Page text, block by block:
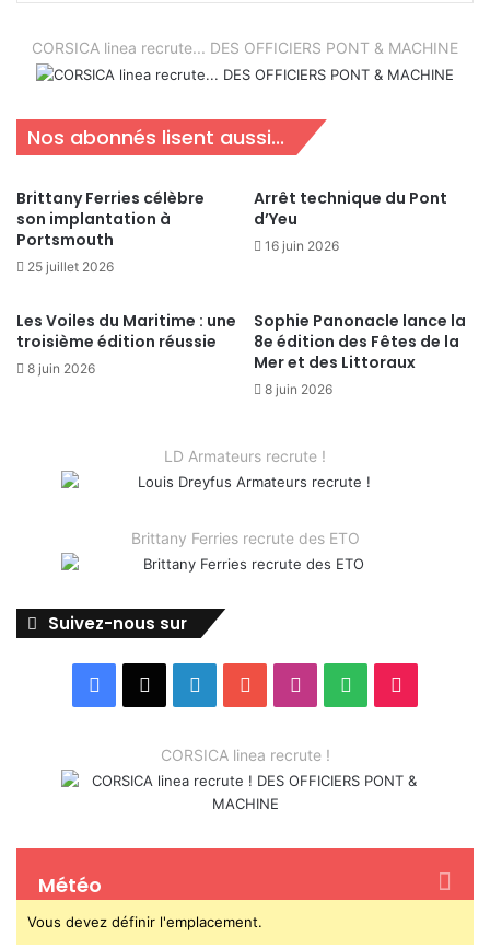
CORSICA linea recrute... DES OFFICIERS PONT & MACHINE
Nos abonnés lisent aussi...
Brittany Ferries célèbre
son implantation à
Portsmouth
25 juillet 2026
Arrêt technique du Pont
d’Yeu
16 juin 2026
Les Voiles du Maritime : une
troisième édition réussie
8 juin 2026
Sophie Panonacle lance la
8e édition des Fêtes de la
Mer et des Littoraux
8 juin 2026
LD Armateurs recrute !
Brittany Ferries recrute des ETO
Suivez-nous sur
Facebook LinkedinYouTubeInstagram
Spotify
CORSICA linea recrute !
Météo
Vous devez définir l'emplacement.